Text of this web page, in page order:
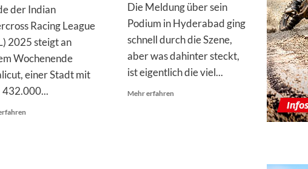
der Indian
Racing League
2025 steigt an
Wochenende
einer Stadt mit
432.000...
Mehr
Die Meldung über sein
Podium in Hyderabad ging
schnell durch die Szene,
aber was dahinter steckt,
ist eigentlich die viel...
Mehr erfahrenMehr